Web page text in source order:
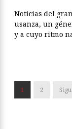
Noticias del
usanza, un
y a cuyo ritmo
1 2